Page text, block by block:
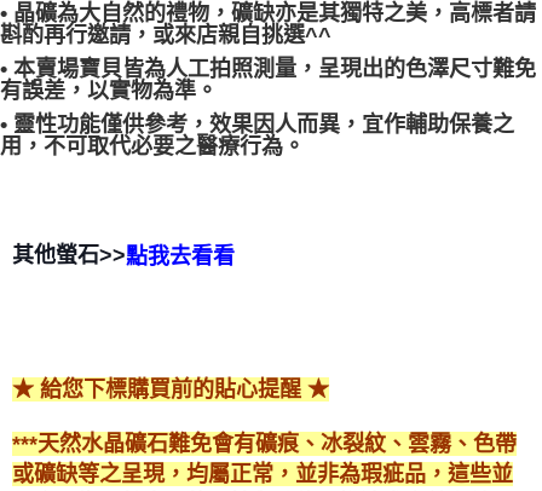
• 晶礦為大自然的禮物，礦缺亦是其獨特之美，高標者請
斟酌再行邀請，或來店親自挑選^^
• 本賣場寶貝皆為人工拍照測量，呈現出的色澤尺寸難免
有誤差，以實物為準。
• 靈性功能僅供參考，效果因人而異，宜作輔助保養之
用，不可取代必要之醫療行為。
其他螢石>>點我去看看
★ 給您下標購買前的貼心提醒 ★
***天然水晶礦石難免會有礦痕、冰裂紋、雲霧、色帶
或礦缺等之呈現，均屬正常，並非為瑕疵品，這些並